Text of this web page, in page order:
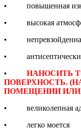
• повышенная
• высокая
•
• антисептические
• НАНОСИТЬ
ПОВЕРХНОСТЬ.
ПОМЕЩЕНИИ ИЛИ
• великолепная
• легко моется